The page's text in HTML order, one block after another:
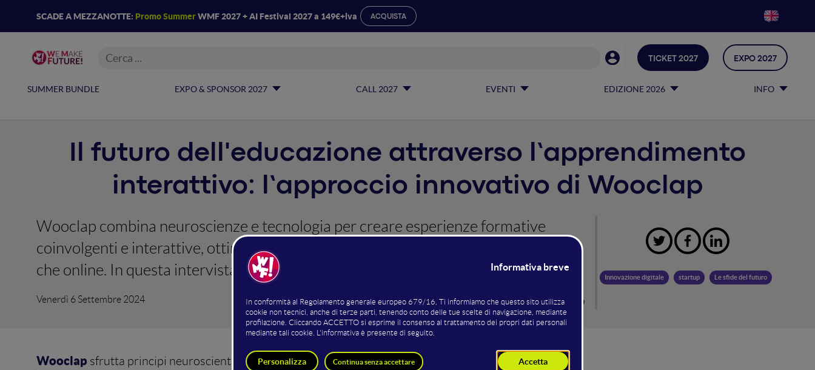
SCADE A MEZZANOTTE: Promo SummerWMF 2027 + AI Festival 2027 a 149€+iva ACQUISTA
SUMMER BUNDLE EXPO & SPONSOR 2027 CALL 2027 EVENTI EDIZIONE 2026 INFO
TICKET 2027 EXPO 2027
Il futuro dell'educazione attraverso l’apprendimento
interattivo: l’approccio innovativo di Wooclap
Wooclap combina neuroscienze e tecnologia per creare esperienze formative
coinvolgenti e interattive, ottimizzando l'apprendimento e la formazione sia in aula
che online. In questa intervista abbiamo approfondito il loro progetto.
Venerdì 6 Settembre 2024 Leonardo Galasso
Innovazione digitale startup Le sfide del futuro
Wooclap sfrutta principi neuroscientifici per fornire agli educatori una piattaforma in grado di aumentare